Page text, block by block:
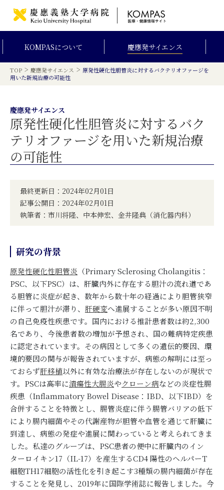
KOMPASについて 慶應発サイエンス
TOP > 慶應発サイエンス > 原発性硬化性胆管炎に対するバクテリオファージを
用いた新規治療の可能性
慶應発サイエンス
原発性硬化性胆管炎に対するバク
テリオファージを用いた新規治療
の可能性
最終更新日：2024年02月01日
記事公開日：2024年02月01日
執筆者：市川将隆、中本伸宏、金井隆典（消化器内科）
研究の背景
原発性硬化性胆管炎 （Primary Sclerosing Cholangitis：
PSC、以下PSC）は、肝臓内外に存在する胆汁の流れ道であ
る胆管に炎症が起き、数年から数十年の経過により胆管狭窄
に伴って胆汁が滞り、 肝硬変へ進展することが多い原因不明
の自己免疫性疾患です。国内における推計患者数は約2,300
名であり、今後患者数の増加が予想され、国の難病特定疾患
に認定されています。その病因として多くの遺伝的要因、環
境的要因の関与が報告されていますが、病態の解明には至っ
ておらず肝移植以外に有効な治療法が存在しないのが現状で
す。PSCは高率に潰瘍性大腸炎やクローン病などの炎症性腸
疾患（Inflammatory Bowel Disease：IBD、以下IBD）を
合併することを特徴とし、腸管炎症に伴う腸管バリアの低下
により腸内細菌やその代謝産物が胆管や血管を通じて肝臓に
到達し、病態の発症や進展に関わっていると考えられてきま
した。私達のグループは、PSC患者の便中に肝臓内のイン
ターロイキン17（IL-17）を産生するCD4 陽性のヘルパーT
細胞TH17細胞の活性化を引き起こす3種類の腸内細菌が存在
することを発見し、2019年に国際学術誌に報告しました。今